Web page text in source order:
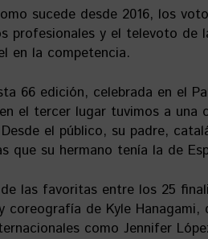
sucede desde 2016, los
profesionales y el televoto de
en la competencia.
66 edición, celebrada en el
el tercer lugar tuvimos a una
el público, su padre,
que su hermano tenía la de
las favoritas entre los 25
coreografía de Kyle
como Jennifer